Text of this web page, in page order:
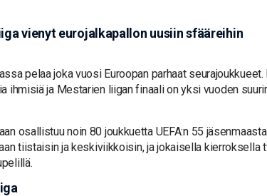
vienyt eurojalkapallon uusiin sfääreihin
pelaa joka vuosi Euroopan parhaat
ihmisiä ja Mestarien liigan finaali on yksi vuoden
osallistuu noin 80 joukkuetta UEFA:n 55
tiistaisin ja keskiviikkoisin, ja jokaisella kierroksella